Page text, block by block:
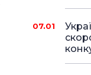
07.01